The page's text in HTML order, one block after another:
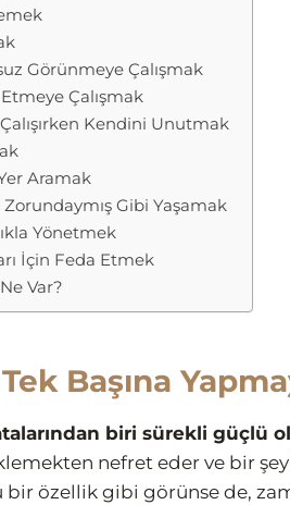
Görünmeye Çalışmak
Çalışmak
Kendini Unutmak
Aramak
Gibi Yaşamak
Yönetmek
İçin Feda Etmek
Var?
Başına
biri sürekli güçlü
nefret eder ve bir
bir özellik gibi görünse de,